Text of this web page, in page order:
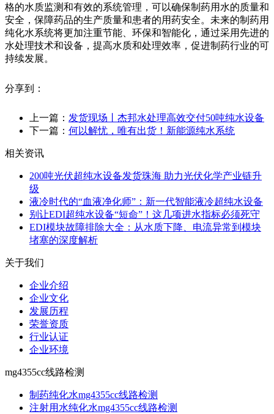
格的水质监测和有效的系统管理，可以确保制药用水的质量和
安全，保障药品的生产质量和患者的用药安全。未来的制药用
纯化水系统将更加注重节能、环保和智能化，通过采用先进的
水处理技术和设备，提高水质和处理效率，促进制药行业的可
持续发展。
分享到：
上一篇： 发货现场丨杰邦水处理高效交付50吨纯水设备
下一篇： 何以解忧，唯有出货！新能源纯水系统
相关资讯
200吨光伏超纯水设备发货珠海 助力光伏化学产业链升
级
液冷时代的“血液净化师”：新一代智能液冷超纯水设备
别让EDI超纯水设备“短命”！这几项进水指标必须死守
EDI模块故障排除大全：从水质下降、电流异常到模块
堵塞的深度解析
关于我们
企业介绍
企业文化
发展历程
荣誉资质
行业认证
企业环境
mg4355cc线路检测
制药纯化水mg4355cc线路检测
注射用水纯化水mg4355cc线路检测